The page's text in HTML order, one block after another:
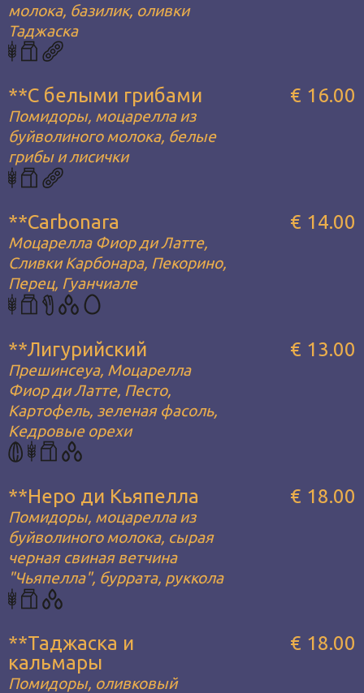
молока, базилик, оливки
Таджаска
**С белыми грибами
Помидоры, моцарелла из
буйволиного молока, белые
грибы и лисички
€ 16.00
**Carbonara
Моцарелла Фиор ди Латте,
Сливки Карбонара, Пекорино,
Перец, Гуанчиале
€ 14.00
**Лигурийский
Прешинсеуа, Моцарелла
Фиор ди Латте, Песто,
Картофель, зеленая фасоль,
Кедровые орехи
€ 13.00
**Неро ди Кьяпелла
Помидоры, моцарелла из
буйволиного молока, сырая
черная свиная ветчина
"Чьяпелла", буррата, руккола
€ 18.00
**Таджаска и
кальмары
Помидоры, оливковый
€ 18.00